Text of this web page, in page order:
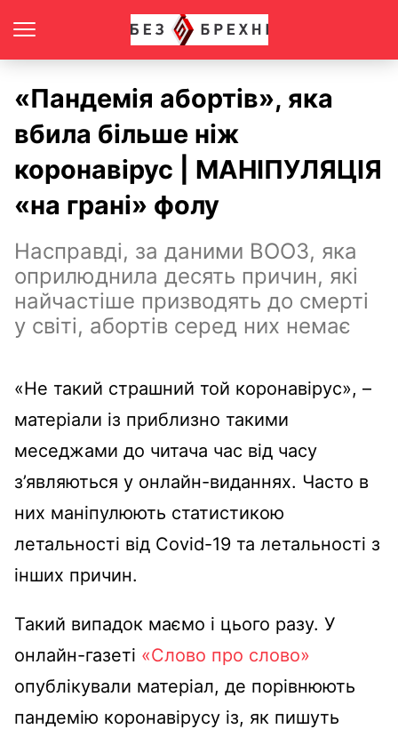
«Пандемія абортів», яка
вбила більше ніж
коронавірус | МАНІПУЛЯЦІЯ
«на грані» фолу
Насправді, за даними ВООЗ, яка
оприлюднила десять причин, які
найчастіше призводять до смерті
у світі, абортів серед них немає
«Не такий страшний той коронавірус», –
матеріали із приблизно такими
меседжами до читача час від часу
з’являються у онлайн-виданнях. Часто в
них маніпулюють статистикою
летальності від Covid-19 та летальності з
інших причин.
Такий випадок маємо і цього разу. У
онлайн-газеті «Слово про слово»
опублікували матеріал, де порівнюють
пандемію коронавірусу із, як пишуть